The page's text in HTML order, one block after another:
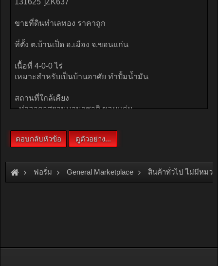
ฟอรั่ม General Marketplace สินค้าทั่วไป ไม่มีหมว